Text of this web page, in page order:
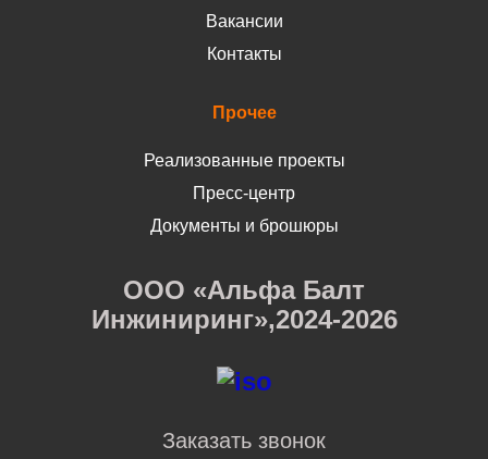
Вакансии
Контакты
Прочее
Реализованные проекты
Пресс-центр
Документы и брошюры
ООО «Альфа Балт
Инжиниринг»,2024-2026
Заказать звонок